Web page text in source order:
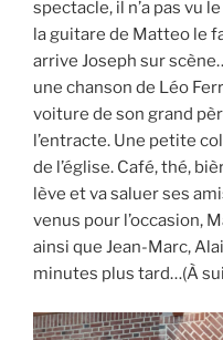
spectacle, il n’a pas vu
la guitare de Matteo le
arrive Joseph sur
une chanson de Léo
voiture de son grand
l’entracte. Une petite
de l’église. Café, thé,
lève et va saluer ses
venus pour l’occasion,
ainsi que Jean-Marc,
minutes plus tard…(À